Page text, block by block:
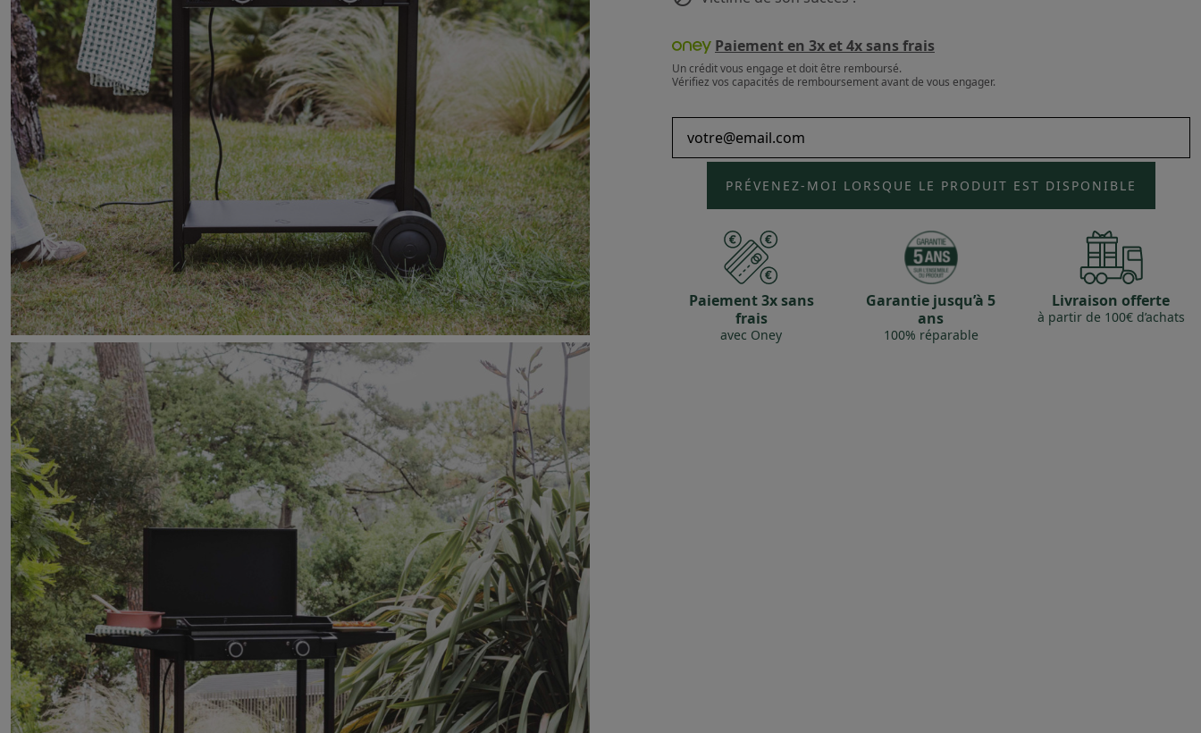
Paiement en 3x et 4x sans frais
Un crédit vous engage et doit être remboursé.
Vérifiez vos capacités de remboursement avant de vous engager.
PRÉVENEZ-MOI LORSQUE LE PRODUIT EST DISPONIBLE
Paiement 3x sans
frais
avec Oney
Garantie jusqu’à 5
ans
100% réparable
Livraison offerte
à partir de 100€ d’achats